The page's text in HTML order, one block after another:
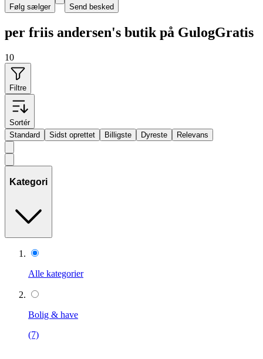
Følg sælger Send besked
per friis andersen's butik på GulogGratis
10
Filtre
Sortér
Standard
Sidst oprettet Billigste Dyreste Relevans
Kategori
Alle kategorier
Bolig & have
(7)